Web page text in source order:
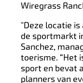
Wiregrass
"Deze locatie
de sportmarkt
Sanchez,
toerisme. “Het
sport en bevat
planners van